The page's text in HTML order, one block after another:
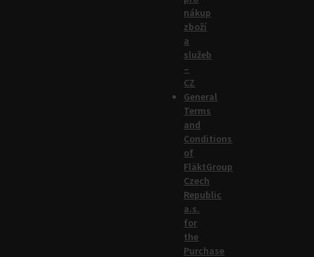
nákup
zboží
a
služeb
–
CZ
General
Terms
and
Conditions
of
FläktGroup
Czech
Republic
a.s.
for
the
Purchase